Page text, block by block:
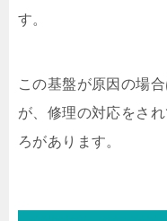
す。
この基盤が原因の場
が、修理の対応をさ
ろがあります。